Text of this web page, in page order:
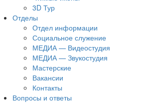
3D Тур
Отделы
Отдел информации
Социальное служение
МЕДИА — Видеостудия
МЕДИА — Звукостудия
Мастерские
Вакансии
Контакты
Вопросы и ответы